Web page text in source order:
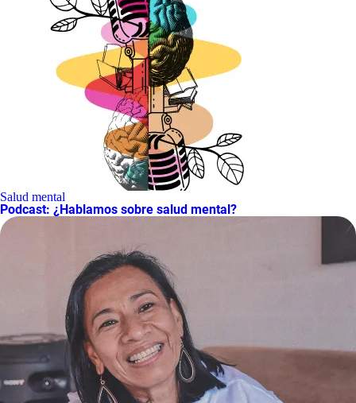
Salud mental
Podcast: ¿Hablamos sobre salud mental?